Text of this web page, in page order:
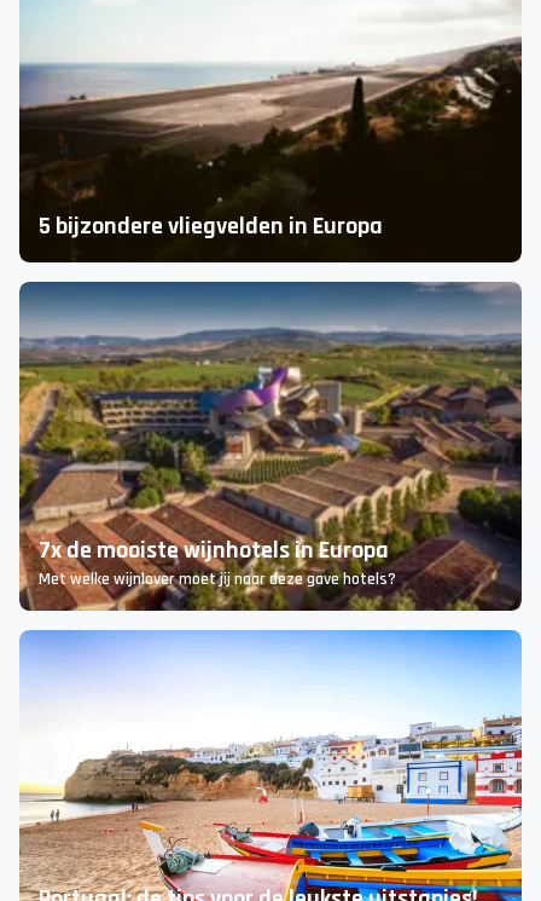
5 bijzondere vliegvelden in Europa
7x de mooiste wijnhotels in Europa
Met welke wijnlover moet jij naar deze gave hotels?